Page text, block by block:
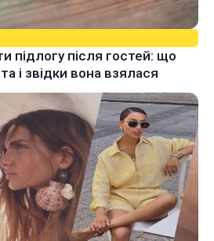
підлогу після гостей: що
і звідки вона взялася